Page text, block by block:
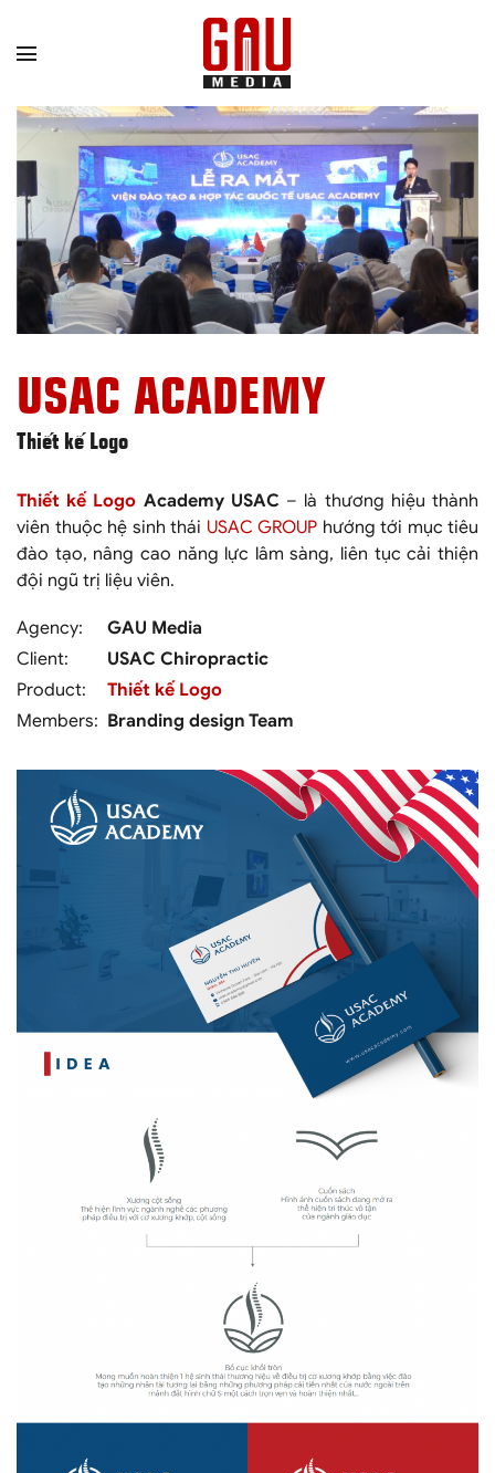
nội
USAC ACADEMY
Thiết kế Logo
Thiết kế Logo Academy USAC – là thương hiệu thành
viên thuộc hệ sinh thái USAC GROUP hướng tới mục tiêu
đào tạo, nâng cao năng lực lâm sàng, liên tục cải thiện
đội ngũ trị liệu viên.
Agency:
GAU Media
Client:
USAC Chiropractic
Product:
Thiết kế Logo
Members: Branding design Team